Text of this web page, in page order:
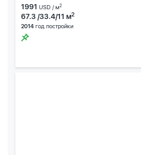
1991 USD / м2
67.3 /33.4/11 м2
2014 год постройки